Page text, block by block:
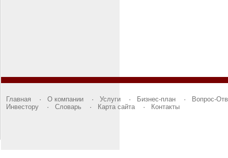
Главная · О компании · Услуги · Бизнес-план ·
Вопрос-
Инвестору · Словарь · Карта сайта· Контакты